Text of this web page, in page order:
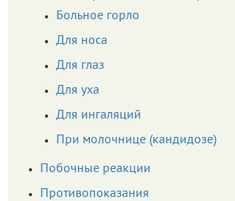
Больное горло
Для носа
Для глаз
Для уха
Для ингаляций
При молочнице (кандидозе)
Побочные реакции
Противопоказания